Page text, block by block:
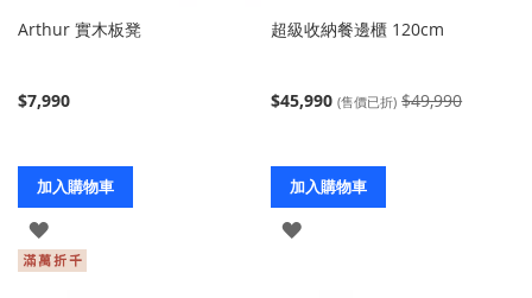
Arthur 實木板凳
$7,990
加入購物車
登
入
超級收納餐邊櫃 120cm
$45,990 (售價已折) $49,990
加入購物車
登